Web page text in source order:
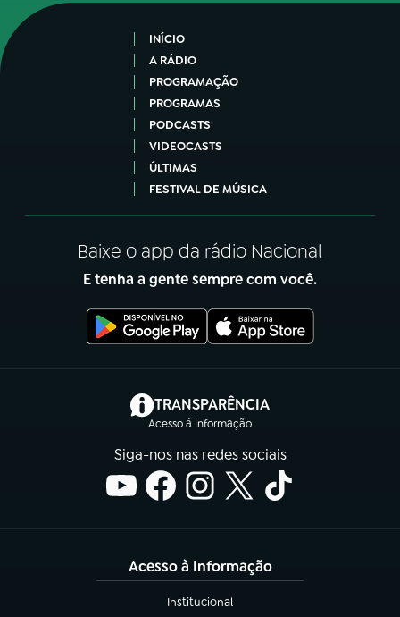
INÍCIO
A RÁDIO
PROGRAMAÇÃO
PROGRAMAS
PODCASTS
VIDEOCASTS
ÚLTIMAS
FESTIVAL DE MÚSICA
Baixe o app da rádio Nacional
E tenha a gente sempre com você.
TRANSPARÊNCIA
Acesso à Informação
(abre em nova aba)
Siga-nos nas redes sociais
Acesso à Informação
Institucional
(abre em nova aba)